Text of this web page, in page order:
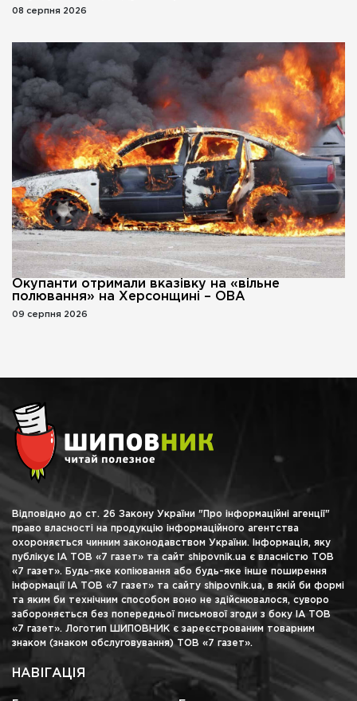
08 серпня 2026
Окупанти отримали вказівку на «вільне
полювання» на Херсонщині – ОВА
09 серпня 2026
Відповідно до ст. 26 Закону України "Про інформаційні агенції"
право власності на продукцію інформаційного агентства
охороняється чинним законодавством України. Інформація, яку
публікує ІА ТОВ «7 газет» та сайт shipovnik.ua є власністю ТОВ
«7 газет». Будь-яке копіювання або будь-яке інше поширення
інформації ІА ТОВ «7 газет» та сайту shipovnik.ua, в якій би формі
та яким би технічним способом воно не здійснювалося, суворо
забороняється без попередньої письмової згоди з боку ІА ТОВ
«7 газет». Логотип ШИПОВНИК є зареєстрованим товарним
знаком (знаком обслуговування) ТОВ «7 газет».
НАВІГАЦІЯ